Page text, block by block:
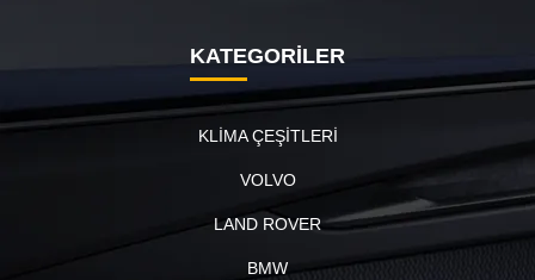
KATEGORİLER
KLİMA ÇEŞİTLERİ
VOLVO
LAND ROVER
BMW